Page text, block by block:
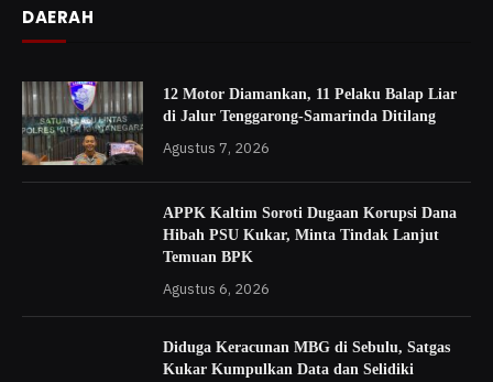
DAERAH
12 Motor Diamankan, 11 Pelaku Balap Liar
di Jalur Tenggarong-Samarinda Ditilang
Agustus 7, 2026
APPK Kaltim Soroti Dugaan Korupsi Dana
Hibah PSU Kukar, Minta Tindak Lanjut
Temuan BPK
Agustus 6, 2026
Diduga Keracunan MBG di Sebulu, Satgas
Kukar Kumpulkan Data dan Selidiki